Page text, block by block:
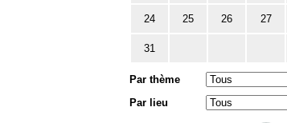
24 25 26 27
31
Par thème
Par lieu